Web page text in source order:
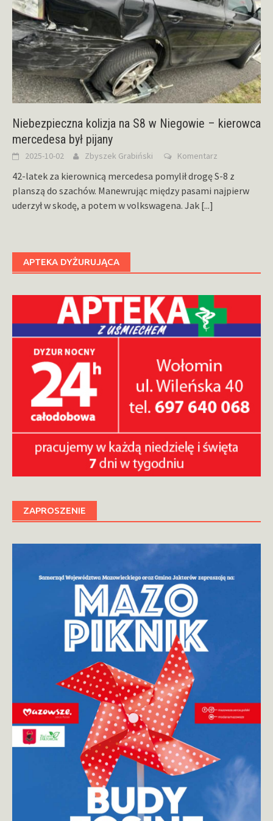
Niebezpieczna kolizja na S8 w Niegowie – kierowca
mercedesa był pijany
2025-10-02 Zbyszek Grabiński Komentarz
42-latek za kierownicą mercedesa pomylił drogę S-8 z
planszą do szachów. Manewrując między pasami najpierw
uderzył w skodę, a potem w volkswagena. Jak [...]
APTEKA DYŻURUJĄCA
ZAPROSZENIE